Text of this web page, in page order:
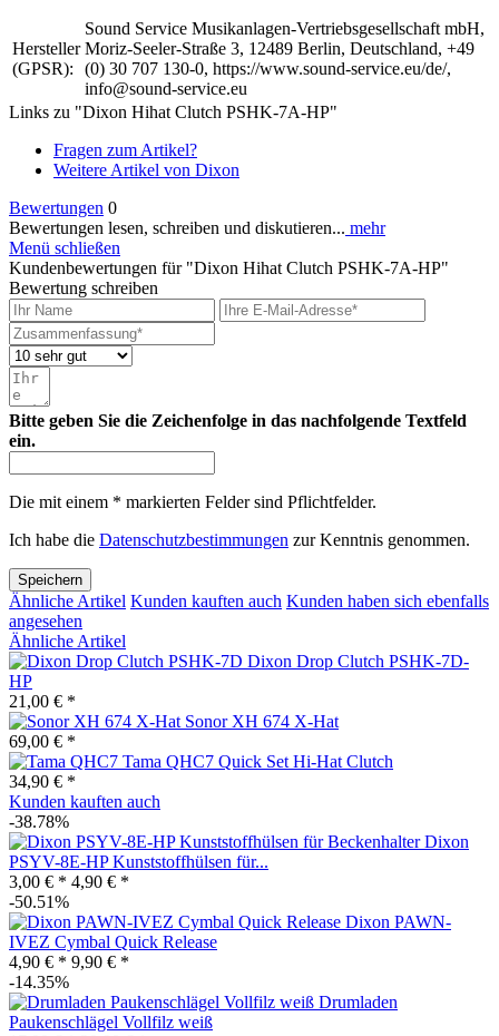
Hersteller
(GPSR):
Sound Service Musikanlagen-Vertriebsgesellschaft mbH,
Moriz-Seeler-Straße 3, 12489 Berlin, Deutschland, +49
(0) 30 707 130-0, https://www.sound-service.eu/de/,
info@sound-service.eu
Links zu "Dixon Hihat Clutch PSHK-7A-HP"
Fragen zum Artikel?
Weitere Artikel von Dixon
Bewertungen 0
Bewertungen lesen, schreiben und diskutieren... mehr
Menü schließen
Kundenbewertungen für "Dixon Hihat Clutch PSHK-7A-HP"
Bewertung schreiben
Bitte geben Sie die Zeichenfolge in das nachfolgende Textfeld
ein.
Die mit einem * markierten Felder sind Pflichtfelder.
Ich habe die Datenschutzbestimmungen zur Kenntnis genommen.
Speichern
Ähnliche Artikel Kunden kauften auch Kunden haben sich ebenfalls
angesehen
Ähnliche Artikel
Dixon Drop Clutch PSHK-7D-
HP
21,00 € *
Sonor XH 674 X-Hat
69,00 € *
Tama QHC7 Quick Set Hi-Hat Clutch
34,90 € *
Kunden kauften auch
-38.78%
Dixon
PSYV-8E-HP Kunststoffhülsen für...
3,00 € * 4,90 € *
-50.51%
Dixon PAWN-
IVEZ Cymbal Quick Release
4,90 € * 9,90 € *
-14.35%
Drumladen
Paukenschlägel Vollfilz weiß